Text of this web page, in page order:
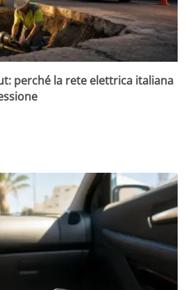
perché la rete elettrica italiana